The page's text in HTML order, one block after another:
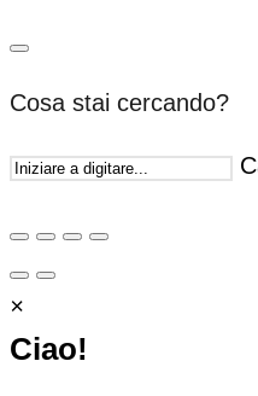
Cosa stai cercando?
×
Ciao!